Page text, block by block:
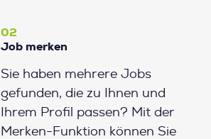
02
Job merken
Sie haben mehrere Jobs
gefunden, die zu Ihnen und
Ihrem Profil passen? Mit der
Merken-Funktion können Sie